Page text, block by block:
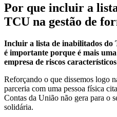
Por que incluir a
TCU na gestão de
Incluir a lista de inabilitados do
é importante porque é mais
empresa de riscos
Reforçando o que dissemos logo
parceria com uma pessoa física
Contas da União não gera para o
solidária.